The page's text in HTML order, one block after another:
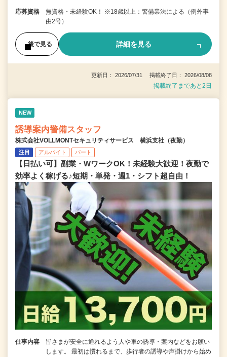
応募資格
無資格・未経験OK！ ※18歳以上：警備業法による（例外事
由2号）
後で見る 詳細を見る
更新日： 2026/07/31 掲載終了日： 2026/08/08
掲載終了まであと2日
NEW
誘導案内警備スタッフ
株式会社VOLLMONTセキュリティサービス 横浜支社（夜勤）
注目 アルバイト パート
【日払い可】副業・WワークOK！未経験大歓迎！夜勤で
効率よく稼げる♪短期・単発・週1・シフト超自由！
仕事内容
皆さまが安全に通れるよう人や車の誘導・案内などをお願い
します。 最初は慣れるまで、歩行者の誘導や声掛けから始め